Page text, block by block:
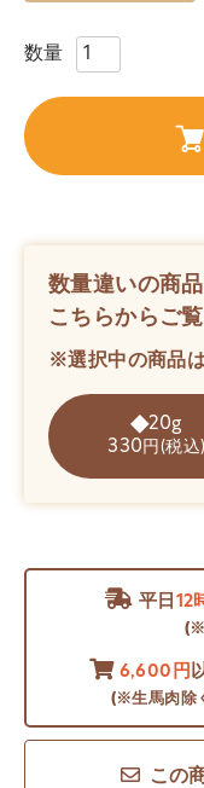
数量違いの商
こちらからご
※選択中の商品
20g
330 円(税込)
平日 12
(※
6,600円
(※生馬肉除
この